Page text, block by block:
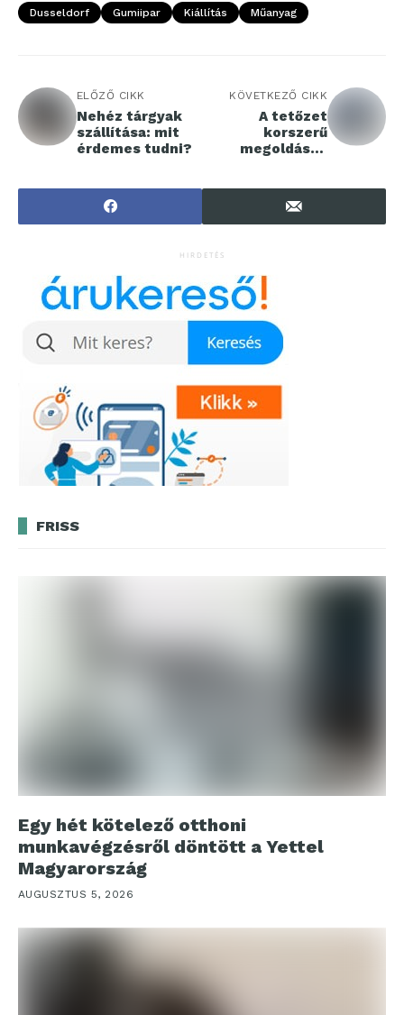
Dusseldorf Gumiipar Kiállítás Műanyag
ELŐZŐ CIKK
Nehéz tárgyak
szállítása: mit
érdemes tudni?
KÖVETKEZŐ CIKK
A tetőzet
korszerű
megoldásai:
HIRDETÉS
FRISS
Egy hét kötelező otthoni
munkavégzésről döntött a Yettel
Magyarország
AUGUSZTUS 5, 2026